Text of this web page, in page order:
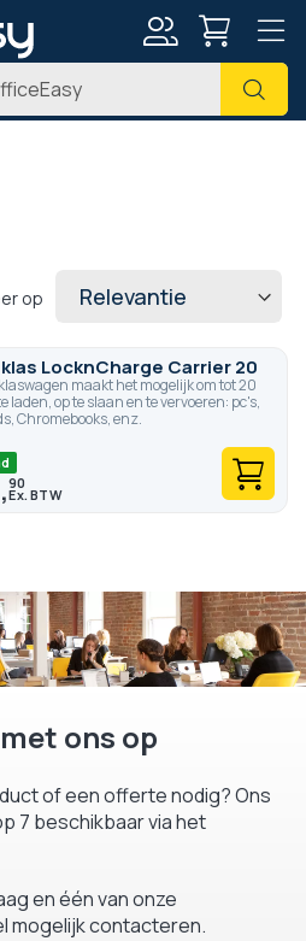
Zoek
op
LocknCharge Carrier 20
maakt het mogelijk om tot 20
laden, op te slaan en te vervoeren: pc's,
Chromebooks, enz.
90
ons op
of een offerte nodig? Ons
7 beschikbaar via het
en één van onze
mogelijk contacteren.